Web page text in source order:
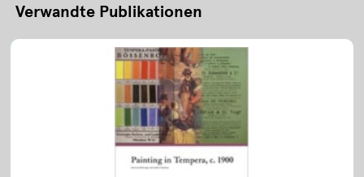
Verwandte Publikationen